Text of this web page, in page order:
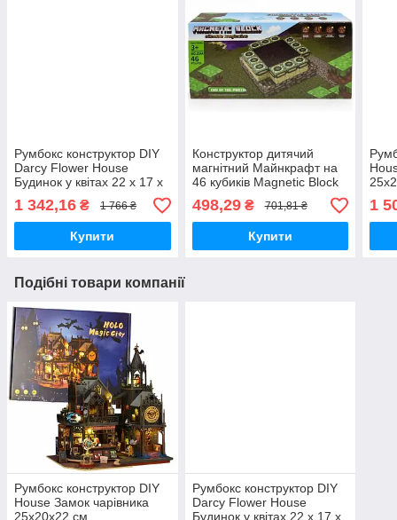
Румбокс конструктор DIY
Darcy Flower House
Будинок у квітах 22 x 17 x
24см
1 342,16 ₴ 1 766 ₴
Купити
Конструктор дитячий
магнітний Майнкрафт на
46 кубиків Magnetic Block
minecraft
498,29₴ 701,81 ₴
Купити
1
Подібні товари компанії
Румбокс конструктор DIY
House Замок чарівника
25x20x22 см
Румбокс конструктор DIY
Darcy Flower House
Будинок у квітах 22 x 17 x